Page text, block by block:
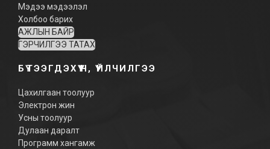
Мэдээ мэдээлэл
Холбоо барих
АЖЛЫН БАЙР
ГЭРЧИЛГЭЭ ТАТАХ
БҮТЭЭГДЭХҮҮН, ҮЙЛЧИЛГЭЭ
Цахилгаан тоолуур
Электрон жин
Усны тоолуур
Дулаан даралт
Программ хангамж